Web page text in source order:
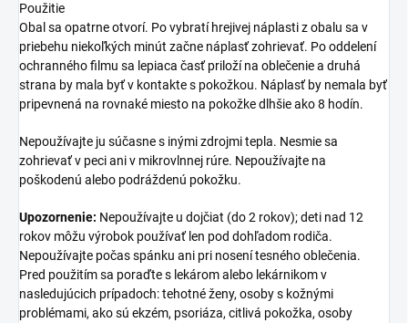
Použitie
Obal sa opatrne otvorí. Po vybratí hrejivej náplasti z obalu sa v
priebehu niekoľkých minút začne náplasť zohrievať. Po oddelení
ochranného filmu sa lepiaca časť priloží na oblečenie a druhá
strana by mala byť v kontakte s pokožkou. Náplasť by nemala byť
pripevnená na rovnaké miesto na pokožke dlhšie ako 8 hodín.
Nepoužívajte ju súčasne s inými zdrojmi tepla. Nesmie sa
zohrievať v peci ani v mikrovlnnej rúre. Nepoužívajte na
poškodenú alebo podráždenú pokožku.
Upozornenie: Nepoužívajte u dojčiat (do 2 rokov); deti nad 12
rokov môžu výrobok používať len pod dohľadom rodiča.
Nepoužívajte počas spánku ani pri nosení tesného oblečenia.
Pred použitím sa poraďte s lekárom alebo lekárnikom v
nasledujúcich prípadoch: tehotné ženy, osoby s kožnými
problémami, ako sú ekzém, psoriáza, citlivá pokožka, osoby